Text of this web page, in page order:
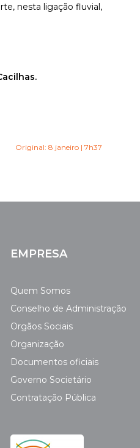
nesta ligação fluvial,
Original: 8 janeiro | 7h37
EMPRESA
Quem Somos
Conselho de Administração
Orgãos Sociais
Organização
Documentos oficiais
Governo Societário
Contratação Pública